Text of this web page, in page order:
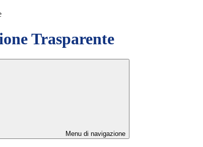
Trasparente
Menu di navigazione